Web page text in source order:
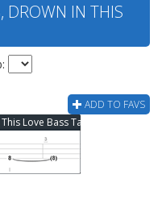
DROWN IN THIS
ADD TO FAVS
Love Bass Tab